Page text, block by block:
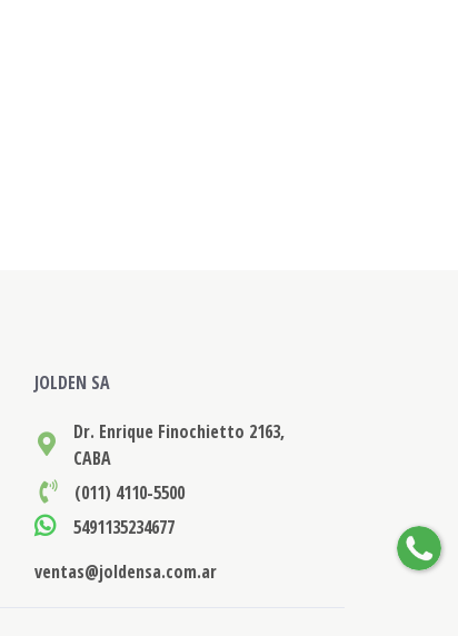
JOLDEN SA
Dr. Enrique Finochietto 2163,
CABA
(011) 4110-5500
5491135234677
ventas@joldensa.com.ar